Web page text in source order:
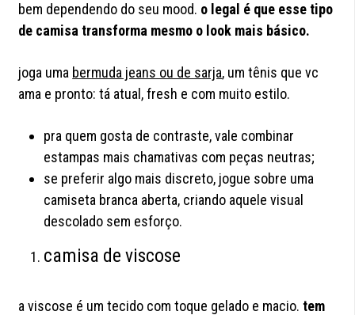
bem dependendo do seu mood. o legal é que esse tipo
de camisa transforma mesmo o look mais básico.
joga uma bermuda jeans ou de sarja, um tênis que vc
ama e pronto: tá atual, fresh e com muito estilo.
pra quem gosta de contraste, vale combinar
estampas mais chamativas com peças neutras;
se preferir algo mais discreto, jogue sobre uma
camiseta branca aberta, criando aquele visual
descolado sem esforço.
camisa de viscose
a viscose é um tecido com toque gelado e macio.tem